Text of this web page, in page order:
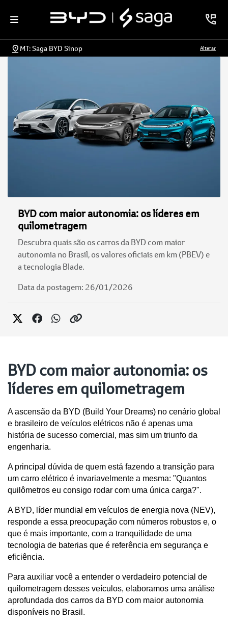
MT: Saga BYD Sinop Alterar
BYD com maior autonomia: os líderes em
quilometragem
Descubra quais são os carros da BYD com maior
autonomia no Brasil, os valores oficiais em km (PBEV) e
a tecnologia Blade.
Data da postagem: 26/01/2026
BYD com maior autonomia: os
líderes em quilometragem
A ascensão da BYD (Build Your Dreams) no cenário global
e brasileiro de veículos elétricos não é apenas uma
história de sucesso comercial, mas sim um triunfo da
engenharia.
A principal dúvida de quem está fazendo a transição para
um carro elétrico é invariavelmente a mesma: "Quantos
quilômetros eu consigo rodar com uma única carga?".
A BYD, líder mundial em veículos de energia nova (NEV),
responde a essa preocupação com números robustos e, o
que é mais importante, com a tranquilidade de uma
tecnologia de baterias que é referência em segurança e
eficiência.
Para auxiliar você a entender o verdadeiro potencial de
quilometragem desses veículos, elaboramos uma análise
aprofundada dos carros da BYD com maior autonomia
disponíveis no Brasil.